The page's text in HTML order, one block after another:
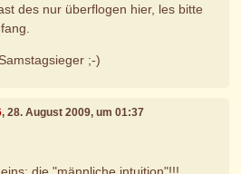
des nur überflogen hier, les bitte
;-)
, 28. August 2009, um 01:37
die "männliche intuition"!!!